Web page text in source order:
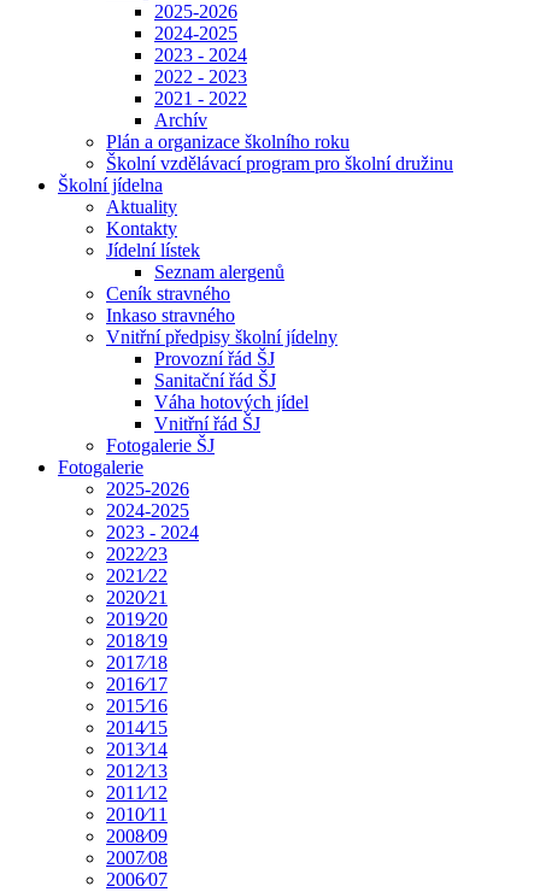
2025-2026
2024-2025
2023 - 2024
2022 - 2023
2021 - 2022
Archív
Plán a organizace školního roku
Školní vzdělávací program pro školní družinu
Školní jídelna
Aktuality
Kontakty
Jídelní lístek
Seznam alergenů
Ceník stravného
Inkaso stravného
Vnitřní předpisy školní jídelny
Provozní řád ŠJ
Sanitační řád ŠJ
Váha hotových jídel
Vnitřní řád ŠJ
Fotogalerie ŠJ
Fotogalerie
2025-2026
2024-2025
2023 - 2024
2022⁄23
2021⁄22
2020⁄21
2019⁄20
2018⁄19
2017⁄18
2016⁄17
2015⁄16
2014⁄15
2013⁄14
2012⁄13
2011⁄12
2010⁄11
2008⁄09
2007⁄08
2006⁄07